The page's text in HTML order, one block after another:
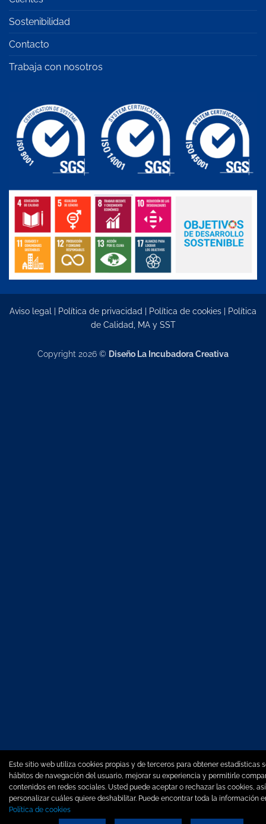
Sostenibilidad
Contacto
Trabaja con nosotros
Aviso legal | Política de privacidad | Política de cookies | Política
de Calidad, MA y SST
Copyright 2026 © Diseño La Incubadora Creativa
Este sitio web utiliza cookies propias y de terceros para obtener estadísticas
hábitos de navegación del usuario, mejorar su experiencia y permitirle
contenidos en redes sociales. Usted puede aceptar o rechazar las cookies,
personalizar cuáles quiere deshabilitar. Puede encontrar toda la información
Política de cookies